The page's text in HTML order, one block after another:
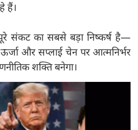
हैं।
संकट का सबसे बड़ा निष्कर्ष है—
और सप्लाई चेन पर आत्मनिर्भर
शक्ति बनेगा।